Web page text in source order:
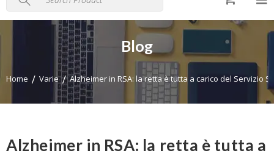
Blog
Home Varie Alzheimer in RSA: la retta è tutta a carico del Servizio
Alzheimer in RSA: la retta è tutta a